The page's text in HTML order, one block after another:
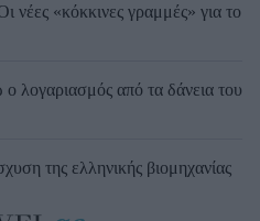
«κόκκινες γραμμές» για το
λογαριασμός από τα δάνεια του
της ελληνικής βιομηχανίας